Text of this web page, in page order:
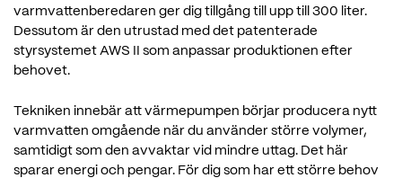
varmvattenberedaren ger dig tillgång till upp till 300 liter.
Dessutom är den utrustad med det patenterade
styrsystemet AWS II som anpassar produktionen efter
behovet.
Tekniken innebär att värmepumpen börjar producera nytt
varmvatten omgående när du använder större volymer,
samtidigt som den avvaktar vid mindre uttag. Det här
sparar energi och pengar. För dig som har ett större behov